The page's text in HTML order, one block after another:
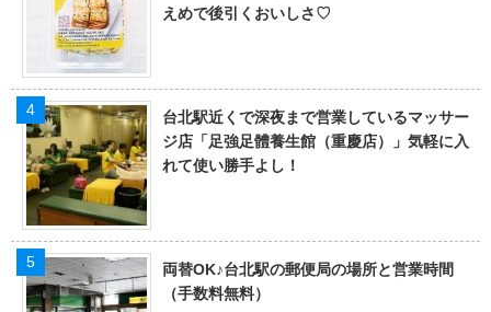
えめで後引くおいしさ♡
台北駅近くで深夜まで営業しているマッサー
ジ店「足強足體養生館（重慶店）」気軽に入
れて使い勝手よし！
両替OK♪台北駅の郵便局の場所と営業時間
（手数料無料）